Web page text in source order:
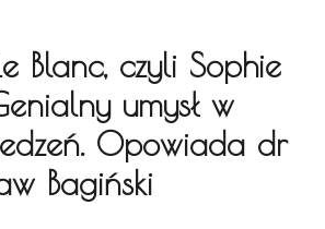
Blanc, czyli Sophie
umysł w
Opowiada dr
Bagiński